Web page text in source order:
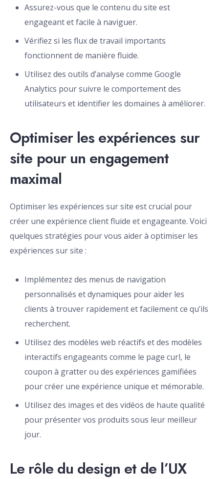
Assurez-vous que le contenu du site est
engageant et facile à naviguer.
Vérifiez si les flux de travail importants
fonctionnent de manière fluide.
Utilisez des outils d’analyse comme Google
Analytics pour suivre le comportement des
utilisateurs et identifier les domaines à améliorer.
Optimiser les expériences sur
site pour un engagement
maximal
Optimiser les expériences sur site est crucial pour
créer une expérience client fluide et engageante. Voici
quelques stratégies pour vous aider à optimiser les
expériences sur site :
Implémentez des menus de navigation
personnalisés et dynamiques pour aider les
clients à trouver rapidement et facilement ce qu’ils
recherchent.
Utilisez des modèles web réactifs et des modèles
interactifs engageants comme le page curl, le
coupon à gratter ou des expériences gamifiées
pour créer une expérience unique et mémorable.
Utilisez des images et des vidéos de haute qualité
pour présenter vos produits sous leur meilleur
jour.
Le rôle du design et de l’UX